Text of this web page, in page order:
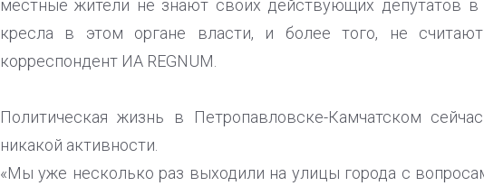
местные жители не знают своих действующих депутатов
кресла в этом органе власти, и более того, не
корреспондент ИА REGNUM.
Политическая жизнь в Петропавловске-Камчатском
никакой активности.
«Мы уже несколько раз выходили на улицы города с